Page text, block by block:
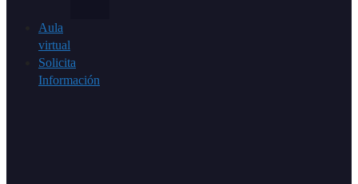
Aula
virtual
Solicita
Información